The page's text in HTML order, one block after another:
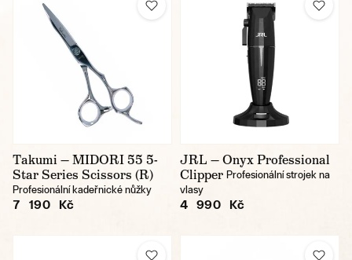
Takumi — MIDORI 55 5-
Star Series Scissors (R)
Profesionální kadeřnické nůžky
7 190 Kč
JRL — Onyx Professional
Clipper Profesionální strojek na
vlasy
4 990 Kč